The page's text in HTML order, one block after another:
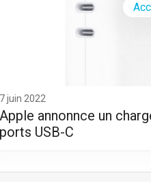
7 juin 2022
Apple annonnce un
ports USB-C